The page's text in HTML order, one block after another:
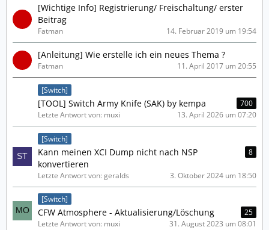
[Wichtige Info] Registrierung/ Freischaltung/ erster
Beitrag
Fatman 14. Februar 2019 um 19:54
[Anleitung] Wie erstelle ich ein neues Thema ?
Fatman 11. April 2017 um 20:55
[Switch]
[TOOL] Switch Army Knife (SAK) by kempa
700
Letzte Antwort von: muxi
13. April 2026 um 07:20
[Switch]
Kann meinen XCI Dump nicht nach NSP
konvertieren
8
Letzte Antwort von: geralds 3. Oktober 2024 um 18:50
[Switch]
CFW Atmosphere - Aktualisierung/Löschung
25
Letzte Antwort von: muxi
31. August 2023 um 08:01